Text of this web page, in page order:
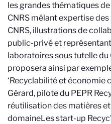
les grandes thématiques
CNRS mêlant expertise
CNRS, illustrations de
public-privé et
laboratoires sous tutelle du
proposera ainsi par
‘Recyclabilité et économie
Gérard, pilote du PEPR
réutilisation des matières
domaineLes start-up